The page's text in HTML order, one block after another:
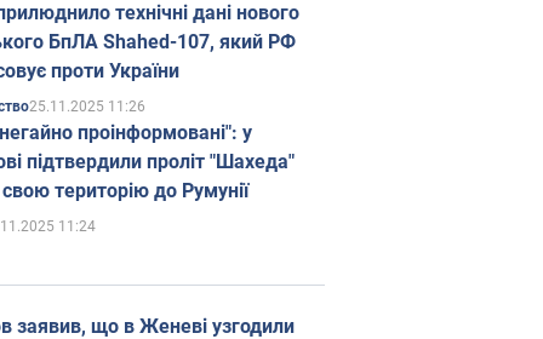
технічні дані нового
БпЛА Shahed-107, який РФ
проти України
25.11.2025 11:26
проінформовані": у
підтвердили проліт "Шахеда"
територію до Румунії
11:24
заявив, що в Женеві узгодили